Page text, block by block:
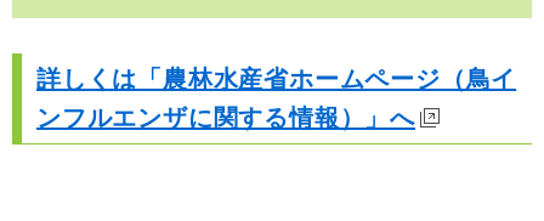
詳しくは「農林水産省ホームページ（鳥イ
ンフルエンザに関する情報）」へ